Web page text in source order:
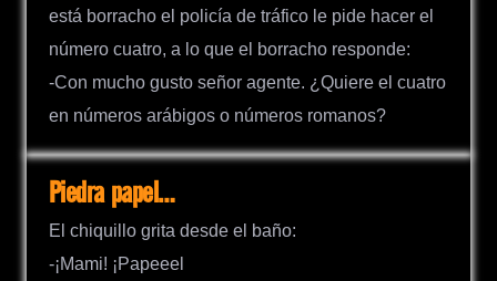
está borracho el policía de tráfico le pide hacer el
número cuatro, a lo que el borracho responde:
-Con mucho gusto señor agente. ¿Quiere el cuatro
en números arábigos o números romanos?
Piedra papel…
El chiquillo grita desde el baño:
-¡Mami! ¡Papeeel